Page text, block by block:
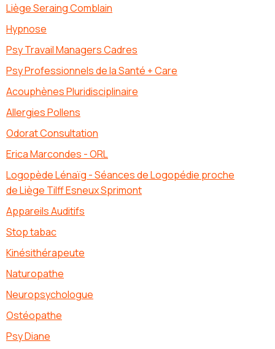
Liège Seraing Comblain
Hypnose
Psy Travail Managers Cadres
Psy Professionnels de la Santé + Care
Acouphènes Pluridisciplinaire
Allergies Pollens
Odorat Consultation
Erica Marcondes - ORL
Logopède Lénaïg - Séances de Logopédie proche
de Liège Tilff Esneux Sprimont
Appareils Auditifs
Stop tabac
Kinésithérapeute
Naturopathe
Neuropsychologue
Ostéopathe
Psy Diane